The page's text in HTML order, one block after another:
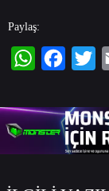
Paylaş: